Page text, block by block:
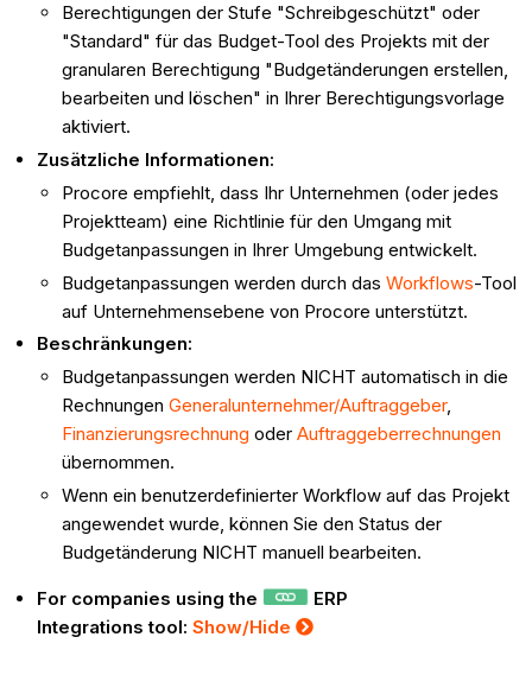
Berechtigungen der Stufe "Schreibgeschützt" oder
"Standard" für das Budget-Tool des Projekts mit der
granularen Berechtigung "Budgetänderungen erstellen,
bearbeiten und löschen" in Ihrer Berechtigungsvorlage
aktiviert.
Zusätzliche Informationen:
Procore empfiehlt, dass Ihr Unternehmen (oder jedes
Projektteam) eine Richtlinie für den Umgang mit
Budgetanpassungen in Ihrer Umgebung entwickelt.
Budgetanpassungen werden durch dasWorkflows-Tool
auf Unternehmensebene von Procore unterstützt.
Beschränkungen:
Budgetanpassungen werden NICHT automatisch in die
Rechnungen Generalunternehmer/Auftraggeber,
Finanzierungsrechnung oderAuftraggeberrechnungen
übernommen.
Wenn ein benutzerdefinierter Workflow auf das Projekt
angewendet wurde, können Sie den Status der
Budgetänderung NICHT manuell bearbeiten.
For companies using the
ERP
Integrations tool:Show/Hide